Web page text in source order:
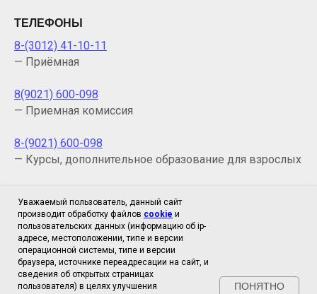
Сайт использует инструмент веб-аналитики
Уважаемый пользователь, данный сайт
производит обработку файлов cookie и
пользовательских данных (информацию об ip-
адресе, местоположении, типе и версии
операционной системы, типе и версии
браузера, источнике переадресации на сайт, и
сведения об открытых страницах
пользователя) в целях улучшения
ПОНЯТНО
ТЕЛЕФОНЫ
8-(3012) 41-10-11
— Приёмная
8(9021) 600-098
— Приемная комиссия
8-(9021) 600-098
— Курсы, дополнительное образование для взрослых
ТЕЛЕФОН (ФАКС):
8 (3012) 41-10-11
— Директор (приемная)
E-MAIL: